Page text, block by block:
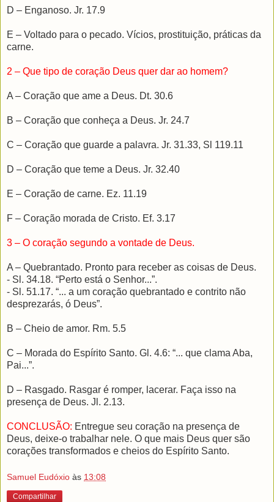
D – Enganoso. Jr. 17.9
E – Voltado para o pecado. Vícios, prostituição, práticas da
carne.
2 – Que tipo de coração Deus quer dar ao homem?
A – Coração que ame a Deus. Dt. 30.6
B – Coração que conheça a Deus. Jr. 24.7
C – Coração que guarde a palavra. Jr. 31.33, Sl 119.11
D – Coração que teme a Deus. Jr. 32.40
E – Coração de carne. Ez. 11.19
F – Coração morada de Cristo. Ef. 3.17
3 – O coração segundo a vontade de Deus.
A – Quebrantado. Pronto para receber as coisas de Deus.
- Sl. 34.18. “Perto está o Senhor...”.
- Sl. 51.17. “... a um coração quebrantado e contrito não
desprezarás, ó Deus”.
B – Cheio de amor. Rm. 5.5
C – Morada do Espírito Santo. Gl. 4.6: “... que clama Aba,
Pai...”.
D – Rasgado. Rasgar é romper, lacerar. Faça isso na
presença de Deus. Jl. 2.13.
CONCLUSÃO: Entregue seu coração na presença de
Deus, deixe-o trabalhar nele. O que mais Deus quer são
corações transformados e cheios do Espírito Santo.
Samuel Eudóxio às 13:08
Compartilhar